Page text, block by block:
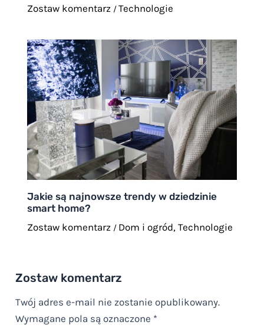
Zostaw komentarz /Technologie
Jakie są najnowsze trendy w dziedzinie
smart home?
Zostaw komentarz / Dom i ogród, Technologie
Zostaw komentarz
Twój adres e-mail nie zostanie opublikowany.
Wymagane pola są oznaczone *